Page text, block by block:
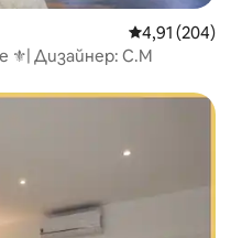
Средна
4,91 (204)
⚜| Дизайнер: C.M